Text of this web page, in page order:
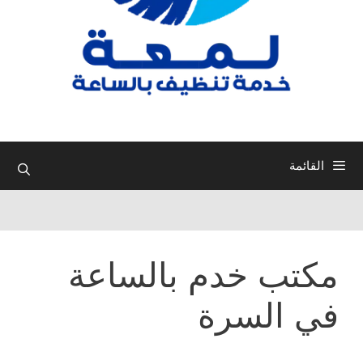
القائمة
مكتب خدم بالساعة
في السرة